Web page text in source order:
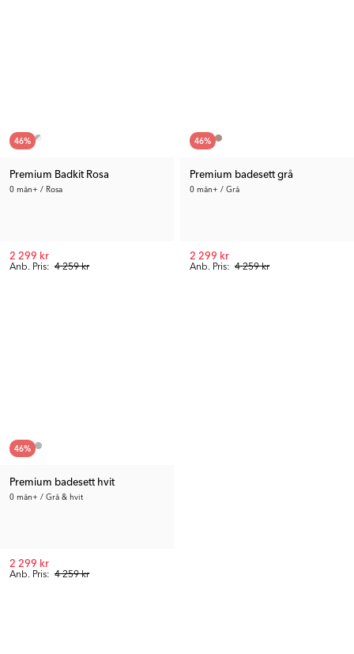
46%
Premium Badkit Rosa
0 mån+ / Rosa
Anb. Pris: 4 259 kr
2 299 kr
46%
Premium badesett grå
0 mån+ / Grå
Anb. Pris: 4 259 kr
2 299 kr
46%
Premium badesett hvit
0 mån+ / Grå & hvit
Anb. Pris: 4 259 kr
2 299 kr